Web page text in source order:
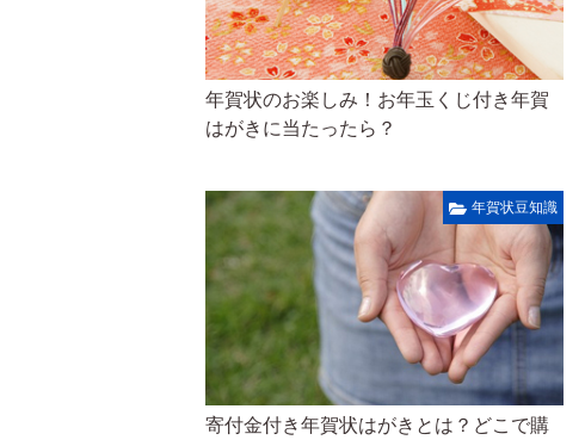
年賀状のお楽しみ！お年玉くじ付き年賀
はがきに当たったら？
年賀状豆知識
寄付金付き年賀状はがきとは？どこで購